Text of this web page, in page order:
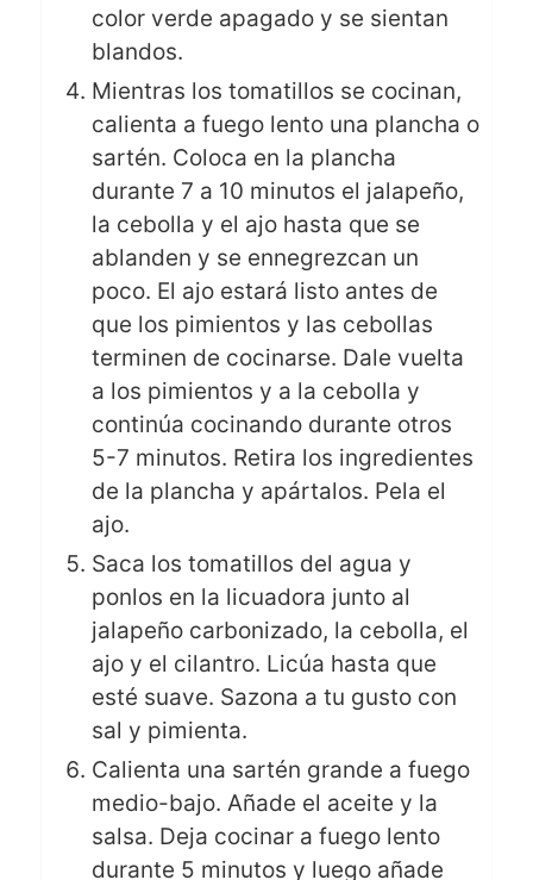
color verde apagado y se sientan
blandos.
Mientras los tomatillos se cocinan,
calienta a fuego lento una plancha o
sartén. Coloca en la plancha
durante 7 a 10 minutos el jalapeño,
la cebolla y el ajo hasta que se
ablanden y se ennegrezcan un
poco. El ajo estará listo antes de
que los pimientos y las cebollas
terminen de cocinarse. Dale vuelta
a los pimientos y a la cebolla y
continúa cocinando durante otros
5-7 minutos. Retira los ingredientes
de la plancha y apártalos. Pela el
ajo.
Saca los tomatillos del agua y
ponlos en la licuadora junto al
jalapeño carbonizado, la cebolla, el
ajo y el cilantro. Licúa hasta que
esté suave. Sazona a tu gusto con
sal y pimienta.
Calienta una sartén grande a fuego
medio-bajo. Añade el aceite y la
salsa. Deja cocinar a fuego lento
durante 5 minutos y luego añade